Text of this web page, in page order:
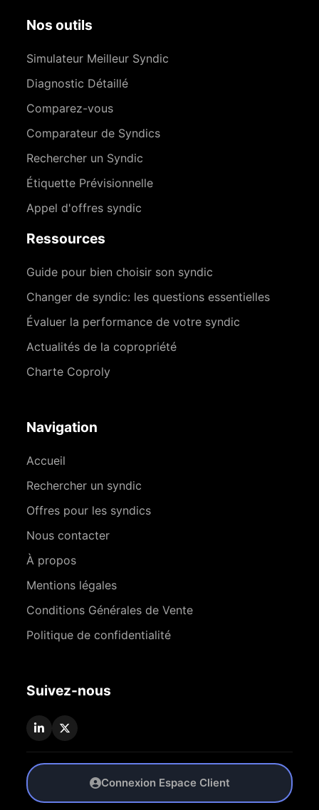
Nos outils
Simulateur Meilleur Syndic
Diagnostic Détaillé
Comparez-vous
Comparateur de Syndics
Rechercher un Syndic
Étiquette Prévisionnelle
Appel d'offres syndic
Ressources
Guide pour bien choisir son syndic
Changer de syndic: les questions essentielles
Évaluer la performance de votre syndic
Actualités de la copropriété
Charte Coproly
Navigation
Accueil
Rechercher un syndic
Offres pour les syndics
Nous contacter
À propos
Mentions légales
Conditions Générales de Vente
Politique de confidentialité
Suivez-nous
Connexion Espace Client